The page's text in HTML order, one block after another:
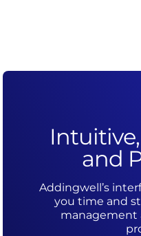
and
Addingwell’s
you time and
management